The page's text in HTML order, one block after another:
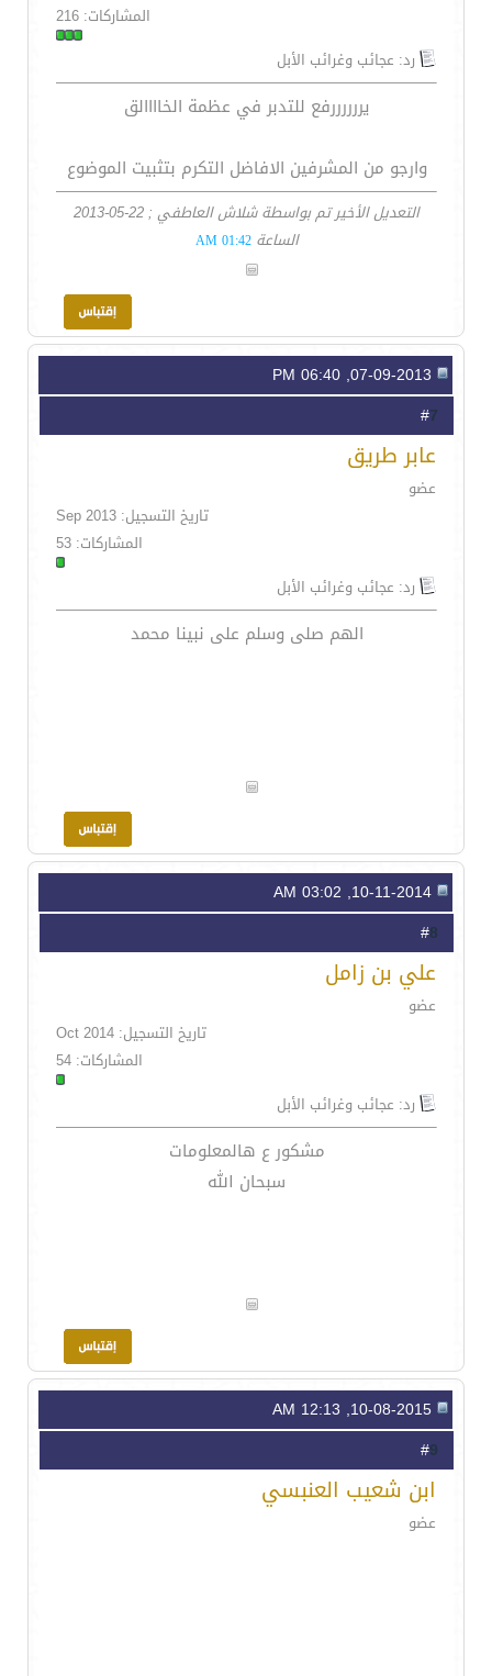
المشاركات: 216
رد: عجائب وغرائب الأبل
يررررررفع للتدبر في عظمة الخاااالق
وارجو من المشرفين الافاضل التكرم بتثبيت الموضوع
التعديل الأخير تم بواسطة شلاش العاطفي ; 22-05-2013
الساعة01:42 AM
7
عابر طريق
عضو
تاريخ التسجيل: Sep 2013
المشاركات: 53
رد: عجائب وغرائب الأبل
الهم صلى وسلم على نبينا محمد
8
علي بن زامل
عضو
تاريخ التسجيل: Oct 2014
المشاركات: 54
رد: عجائب وغرائب الأبل
مشكور ع هالمعلومات
سبحان الله
9
ابن شعيب العنبسي
عضو